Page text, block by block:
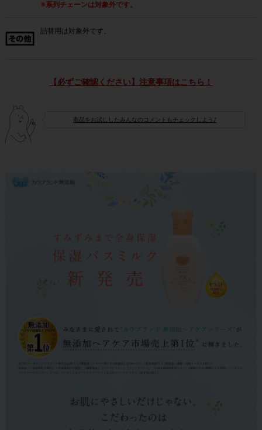
※系列チェーンは対象外です。
詰替用は対象外です。
【必ずご確認ください】注意事項はこちら！
商品をお試ししたみんなのコメントもチェックしよう♪